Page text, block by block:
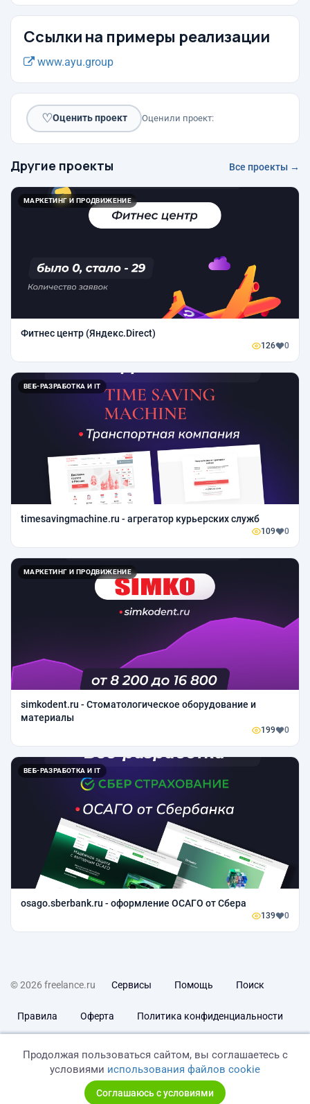
Ссылки на примеры реализации
www.ayu.group
♡Оценить проект Оценили проект:
Другие проекты Все проекты →
МАРКЕТИНГ И ПРОДВИЖЕНИЕ
Фитнес центр (Яндекс.Direct)
126 0
ВЕБ-РАЗРАБОТКА И IT
timesavingmachine.ru - агрегатор курьерских служб
109 0
МАРКЕТИНГ И ПРОДВИЖЕНИЕ
simkodent.ru - Стоматологическое оборудование и
материалы
199 0
ВЕБ-РАЗРАБОТКА И IT
osago.sberbank.ru - оформление ОСАГО от Сбера
139 0
© 2026 freelance.ru Сервисы Помощь Поиск
Правила Оферта Политика конфиденциальности
Продолжая пользоваться сайтом, вы соглашаетесь с
условиями использования файлов cookie
Соглашаюсь с условиями